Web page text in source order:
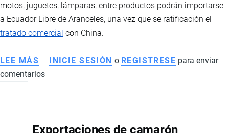
motos, juguetes, lámparas, entre productos podrán importarse
a Ecuador Libre de Aranceles, una vez que se ratificación el
tratado comercial con China.
LEE MÁS SOBRE
PRODUCTOS
TRATADO
INICIE SESIÓN o REGISTRESE para enviar
comentarios
Exportaciones de camarón